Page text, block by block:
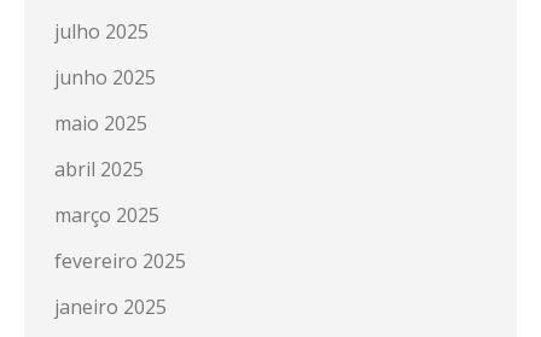
julho 2025
junho 2025
maio 2025
abril 2025
março 2025
fevereiro 2025
janeiro 2025